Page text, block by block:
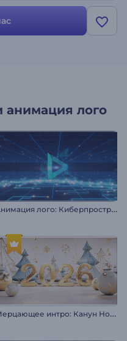
анимация лого
А
нимация лого: Киберпространство
М
ерцающее интро: Канун Нового года